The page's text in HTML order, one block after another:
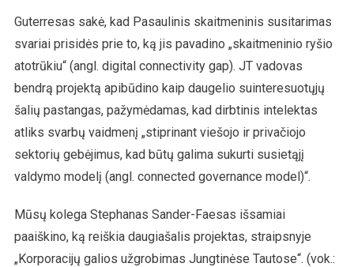
Guterresas sakė, kad Pasaulinis skaitmeninis susitarimas
svariai prisidės prie to, ką jis pavadino „skaitmeninio ryšio
atotrūkiu“ (angl. digital connectivity gap). JT vadovas
bendrą projektą apibūdino kaip daugelio suinteresuotųjų
šalių pastangas, pažymėdamas, kad dirbtinis intelektas
atliks svarbų vaidmenį „stiprinant viešojo ir privačiojo
sektorių gebėjimus, kad būtų galima sukurti susietąjį
valdymo modelį (angl. connected governance model)“.
Mūsų kolega Stephanas Sander-Faesas išsamiai
paaiškino, ką reiškia daugiašalis projektas, straipsnyje
„Korporacijų galios užgrobimas Jungtinėse Tautose“. (vok.: